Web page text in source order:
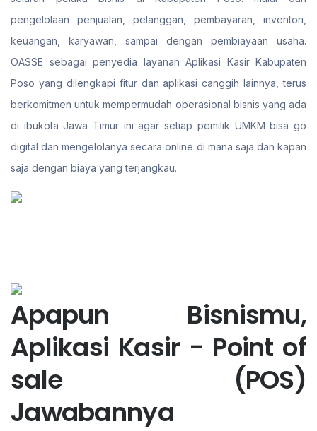
pengelolaan penjualan, pelanggan, pembayaran, inventori,
keuangan, karyawan, sampai dengan pembiayaan usaha.
OASSE sebagai penyedia layanan Aplikasi Kasir Kabupaten
Poso yang dilengkapi fitur dan aplikasi canggih lainnya, terus
berkomitmen untuk mempermudah operasional bisnis yang ada
di ibukota Jawa Timur ini agar setiap pemilik UMKM bisa go
digital dan mengelolanya secara online di mana saja dan kapan
saja dengan biaya yang terjangkau.
Apapun Bisnismu,
Aplikasi Kasir - Point of
sale (POS)
Jawabannya